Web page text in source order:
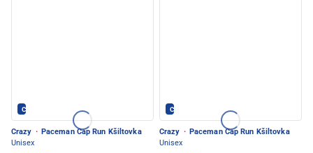
Crazy - PEC POD SNĚŽKOU
Crazy · Paceman Cap Run Kšiltovka
Unisex
Crazy - PEC POD SNĚŽKOU
Crazy · Paceman Cap Run Kšiltovka
Unisex